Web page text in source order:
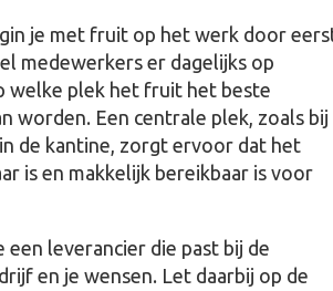
je met fruit op het werk door
medewerkers er dagelijks op
welke plek het fruit het beste
worden. Een centrale plek, zoals bij
de kantine, zorgt ervoor dat het
is en makkelijk bereikbaar is voor
een leverancier die past bij de
en je wensen. Let daarbij op de